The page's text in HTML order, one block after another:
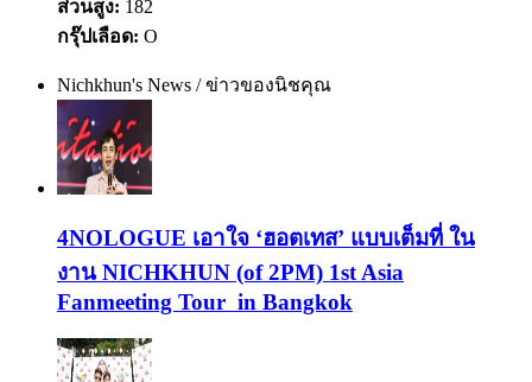
ส่วนสูง: 182
กรุ๊ปเลือด: O
Nichkhun's News / ข่าวของนิชคุณ
4NOLOGUE เอาใจ ‘ฮอตเทส’ แบบเต็มที่ ใน
งาน NICHKHUN (of 2PM) 1st Asia
Fanmeeting Tour in Bangkok